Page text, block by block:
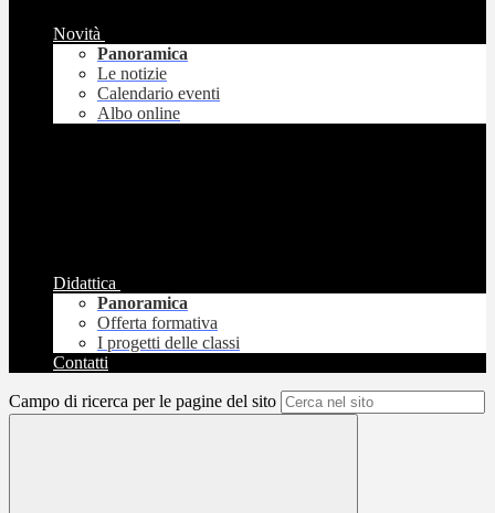
Novità
Panoramica
Le notizie
Calendario eventi
Albo online
Didattica
Panoramica
Offerta formativa
I progetti delle classi
Contatti
Campo di ricerca per le pagine del sito